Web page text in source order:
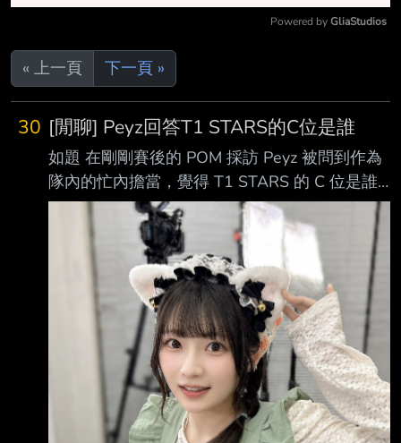
Powered by GliaStudios
« 上一頁 下一頁 »
30 [閒聊] Peyz回答T1 STARS的C位是誰
如題 在剛剛賽後的 POM 採訪 Peyz 被問到作為
隊內的忙內擔當，覺得 T1 STARS 的 C 位是誰
他的回答是 「這問題很難回答。我們是職業選
手，所以還是專注在比賽上吧。」 --
https://i.imgur.com/ROoMKD3.jpeg
https://pbs.twimg.com/media/G5oohjna0AAEU
UD.jpg https://i.imgur.com/f940BRg.jpeg
https://pbs.twimg.com/media/G7fNb6Pa8AA64